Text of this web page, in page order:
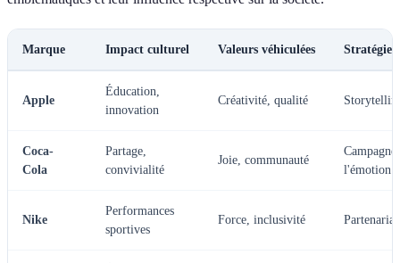
Marque Impact culturel Valeurs véhiculées Stratégie
Apple
Éducation,
innovation
Créativité, qualité
Coca-
Cola
Partage,
convivialité
Joie, communauté
l'émotion
Nike
Performances
sportives
Force, inclusivité